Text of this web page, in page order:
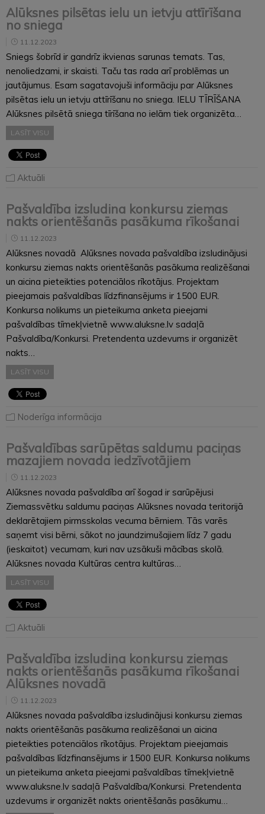
Alūksnes pilsētas ielu un ietvju attīrīšana
no sniega
11.12.2023
Sniegs šobrīd ir gandrīz ikvienas sarunas temats. Tas,
nenoliedzami, ir skaisti. Taču tas rada arī problēmas un
jautājumus. Esam sagatavojuši informāciju par Alūksnes
pilsētas ielu un ietvju attīrīšanu no sniega. IELU TĪRĪŠANA
Alūksnes pilsētā sniega tīrīšana no ielām tiek organizēta…
LASĪT VISU
Aktuāli
Pašvaldība izsludina konkursu ziemas
nakts orientēšanās pasākuma rīkošanai
11.12.2023
Alūksnes novadā Alūksnes novada pašvaldība izsludinājusi
konkursu ziemas nakts orientēšanās pasākuma realizēšanai
un aicina pieteikties potenciālos rīkotājus. Projektam
pieejamais pašvaldības līdzfinansējums ir 1500 EUR.
Konkursa nolikums un pieteikuma anketa pieejami
pašvaldības tīmekļvietnē www.aluksne.lv sadaļā
Pašvaldība/Konkursi. Pretendenta uzdevums ir organizēt
nakts…
LASĪT VISU
Noderīga informācija
Pašvaldības sarūpētas saldumu paciņas
mazajiem novada iedzīvotājiem
11.12.2023
Alūksnes novada pašvaldība arī šogad ir sarūpējusi
Ziemassvētku saldumu paciņas Alūksnes novada teritorijā
deklarētajiem pirmsskolas vecuma bērniem. Tās varēs
saņemt visi bērni, sākot no jaundzimušajiem līdz 7 gadu
(ieskaitot) vecumam, kuri nav uzsākuši mācības skolā.
Alūksnes novada Kultūras centra kultūras…
LASĪT VISU
Aktuāli
Pašvaldība izsludina konkursu ziemas
nakts orientēšanās pasākuma rīkošanai
Alūksnes novadā
11.12.2023
Alūksnes novada pašvaldība izsludinājusi konkursu ziemas
nakts orientēšanās pasākuma realizēšanai un aicina
pieteikties potenciālos rīkotājus. Projektam pieejamais
pašvaldības līdzfinansējums ir 1500 EUR. Konkursa nolikums
un pieteikuma anketa pieejami pašvaldības tīmekļvietnē
www.aluksne.lv sadaļā Pašvaldība/Konkursi. Pretendenta
uzdevums ir organizēt nakts orientēšanās pasākumu…